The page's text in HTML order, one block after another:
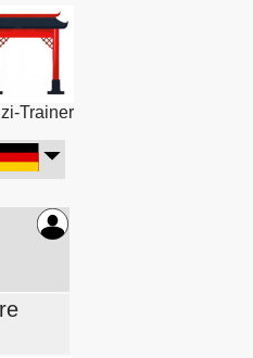
Trainer